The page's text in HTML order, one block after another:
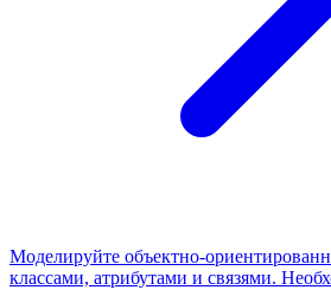
Моделируйте объектно-
классами, атрибутами и связями.